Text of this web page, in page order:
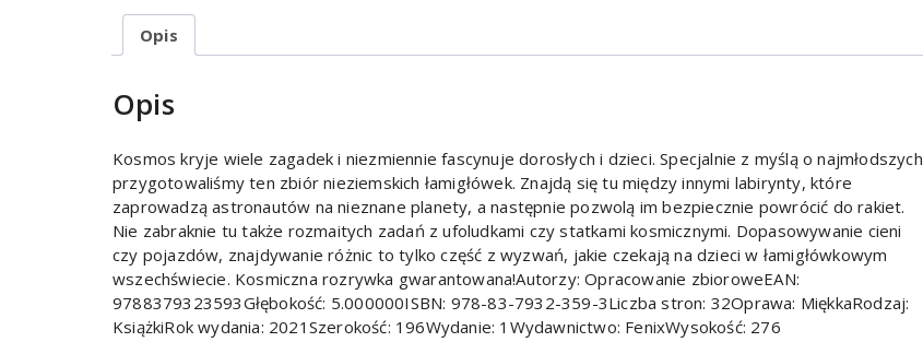
Opis
Opis
Kosmos kryje wiele zagadek i niezmiennie fascynuje dorosłych i dzieci. Specjalnie z myślą o najmłodszych
przygotowaliśmy ten zbiór nieziemskich łamigłówek. Znajdą się tu między innymi labirynty, które
zaprowadzą astronautów na nieznane planety, a następnie pozwolą im bezpiecznie powrócić do rakiet.
Nie zabraknie tu także rozmaitych zadań z ufoludkami czy statkami kosmicznymi. Dopasowywanie cieni
czy pojazdów, znajdywanie różnic to tylko część z wyzwań, jakie czekają na dzieci w łamigłówkowym
wszechświecie. Kosmiczna rozrywka gwarantowana!Autorzy: Opracowanie zbioroweEAN:
9788379323593Głębokość: 5.000000ISBN: 978-83-7932-359-3Liczba stron: 32Oprawa: MiękkaRodzaj:
KsiążkiRok wydania: 2021Szerokość: 196Wydanie: 1Wydawnictwo: FenixWysokość: 276